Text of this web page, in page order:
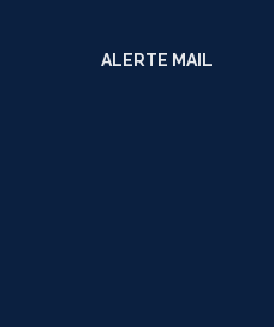
ALERTE MAIL